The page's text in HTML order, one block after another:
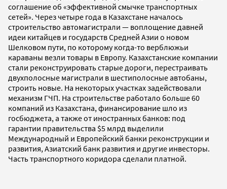
соглашение об «эффективной смычке транспортных
сетей». Через четыре года в Казахстане началось
строительство автомагистрали — воплощение давней
идеи китайцев и государств Средней Азии о новом
Шелковом пути, по которому когда-то верблюжьи
караваны везли товары в Европу. Казахстанские компании
стали реконструировать старые дороги, перестраивать
двухполосные магистрали в шестиполосные автобаны,
строить новые. На некоторых участках задействовали
механизм ГЧП. На строительстве работало больше 60
компаний из Казахстана, финансирование шло из
госбюджета, а также от иностранных банков: под
гарантии правительства $5 млрд выделили
Международный и Европейский банки реконструкции и
развития, Азиатский банк развития и другие инвесторы.
Часть транспортного коридора сделали платной.